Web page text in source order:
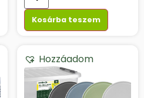
Kosárba teszem
Hozzáadom